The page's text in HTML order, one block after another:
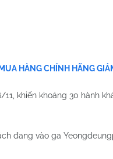
MUA HÀNG CHÍNH HÃNG
khiến khoảng 30 hành
đang vào ga